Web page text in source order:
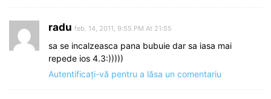
radu feb. 14, 2011, 9:55 PM At 21:55
sa se incalzeasca pana bubuie dar sa iasa mai
repede ios 4.3:)))))
Autentificați-vă pentru a lăsa un comentariu